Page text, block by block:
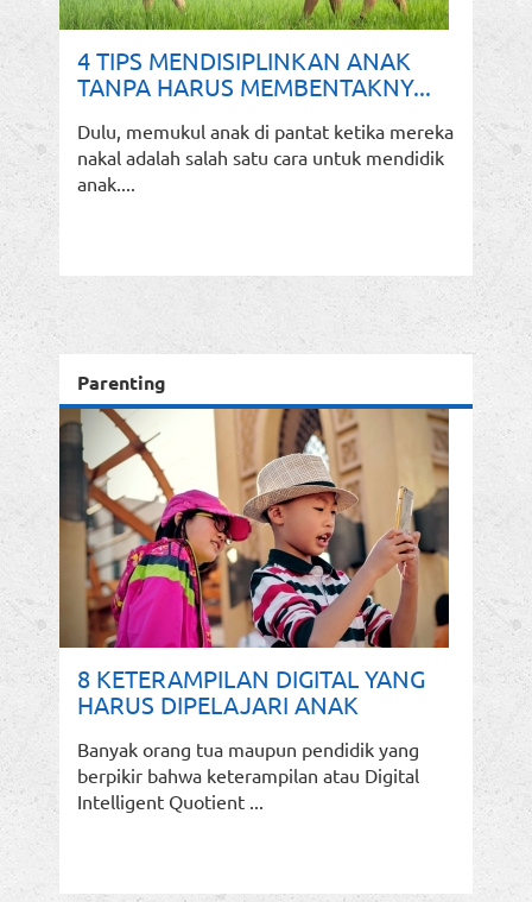
4 TIPS MENDISIPLINKAN ANAK
TANPA HARUS MEMBENTAKNY...
Dulu, memukul anak di pantat ketika mereka
nakal adalah salah satu cara untuk mendidik
anak....
Parenting
8 KETERAMPILAN DIGITAL YANG
HARUS DIPELAJARI ANAK
Banyak orang tua maupun pendidik yang
berpikir bahwa keterampilan atau Digital
Intelligent Quotient ...